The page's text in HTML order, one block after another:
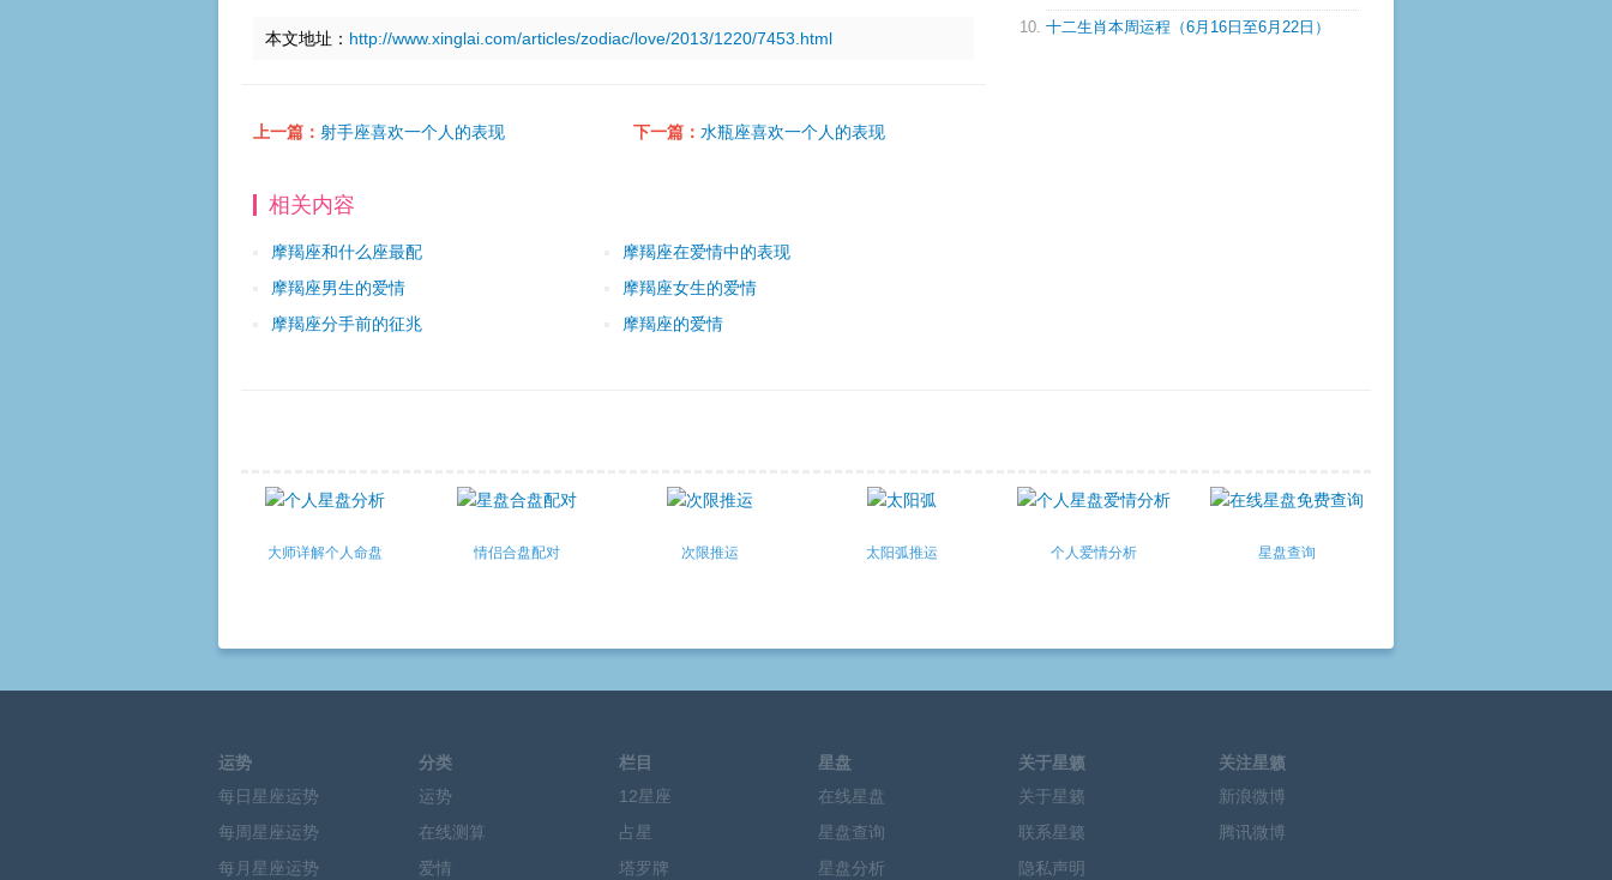
本文地址： http://www.xinglai.com/articles/zodiac/love/2013/1220/7453.html
上一篇： 射手座喜欢一个人的表现 下一篇：水瓶座喜欢一个人的表现
相关内容
摩羯座和什么座最配
摩羯座在爱情中的表现
摩羯座男生的爱情
摩羯座女生的爱情
摩羯座分手前的征兆
摩羯座的爱情
十二生肖本周运程（6月16日至6月22日）
大师详解个人命盘 情侣合盘配对 次限推运 太阳弧推运 个人爱情分析 星盘查询
运势
每日星座运势
每周星座运势
每月星座运势
分类
运势
在线测算
爱情
栏目
12星座
占星
塔罗牌
星盘
在线星盘
星盘查询
星盘分析
关于星籁
关于星籁
联系星籁
隐私声明
关注星籁
新浪微博
腾讯微博